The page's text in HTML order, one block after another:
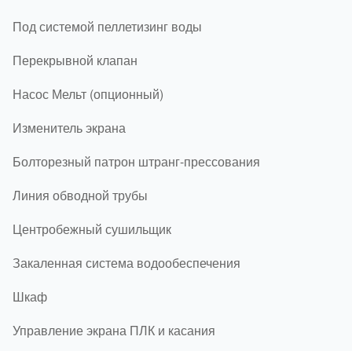
Под системой пеллетизинг воды
Перекрывной клапан
Насос Мельт (опционный)
Изменитель экрана
Болторезный патрон штранг-прессования
Линия обводной трубы
Центробежный сушильщик
Закаленная система водообеспечения
Шкаф
Управление экрана ПЛК и касания